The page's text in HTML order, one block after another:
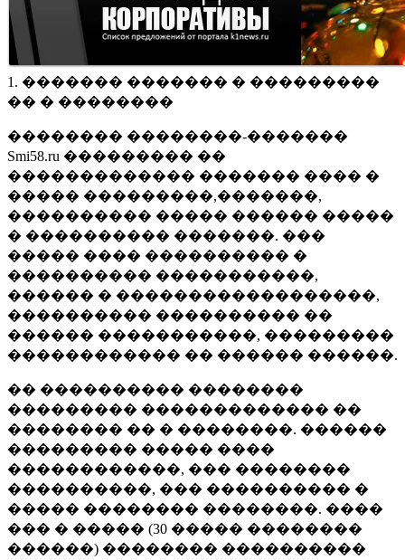
1. ������� ������� � ���������
�� � ��������
�������� ��������-�������
Smi58.ru ��������� ��
������������� ������� ���� �
����� ���������,�������,
���������� ����� ������ �����
� ���������� �������. ���
����� ���� ���������� �
���������� �����������,
������ � ������������������,
���������� ���������� ��
������ �����������, ���������
������������ �� ������ ������.
�� ���������� ��������
��������� ������������� ��
�������� �� � ��������. ������
��������� ����� ����
������������, ��� ��������
����������, ��� ���������� �
����� �������� ��������. ����
��� � ����� (30 ����� ��������
������) �������� ����������